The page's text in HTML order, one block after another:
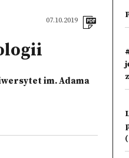
07.10.2019
im. Adama